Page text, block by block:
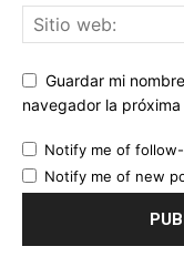
Guardar mi
navegador la
Notify me of
Notify me of new